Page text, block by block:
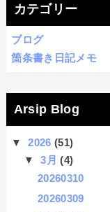
カテゴリー
ブログ
箇条書き日記メモ
Arsip Blog
▼ 2026 (51)
▼
3月 (4)
20260310
20260309